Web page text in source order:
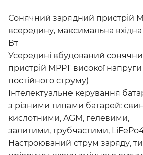
Сонячний зарядний пристрій
всередину, максимальна
Вт
Усередині вбудований
пристрій MPPT високої
постійного струму)
Інтелектуальне керування
з різними типами батарей:
кислотними, AGM, гелевими,
залитими, трубчастими,
Настроюваний струм заряду,